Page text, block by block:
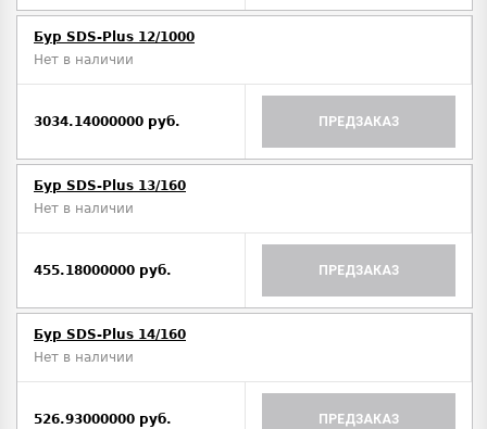
Бур SDS-Plus 12/1000
Нет в наличии
3034.14000000 руб. ПРЕДЗАКАЗ
Бур SDS-Plus 13/160
Нет в наличии
455.18000000 руб. ПРЕДЗАКАЗ
Бур SDS-Plus 14/160
Нет в наличии
526.93000000 руб. ПРЕДЗАКАЗ